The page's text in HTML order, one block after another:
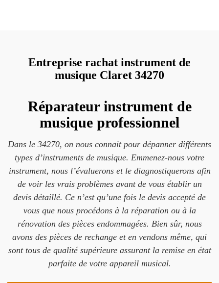
Entreprise rachat instrument de
musique Claret 34270
Réparateur instrument de
musique professionnel
Dans le 34270, on nous connait pour dépanner différents
types d’instruments de musique. Emmenez-nous votre
instrument, nous l’évaluerons et le diagnostiquerons afin
de voir les vrais problèmes avant de vous établir un
devis détaillé. Ce n’est qu’une fois le devis accepté de
vous que nous procédons à la réparation ou à la
rénovation des pièces endommagées. Bien sûr, nous
avons des pièces de rechange et en vendons même, qui
sont tous de qualité supérieure assurant la remise en état
parfaite de votre appareil musical.